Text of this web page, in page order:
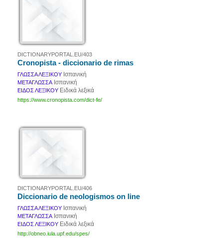
DICTIONARYPORTAL.EU/403
Cronopista - diccionario de rimas
ΓΛΩΣΣΑ ΛΕΞΙΚΟΥ Ισπανική
ΜΕΤΑΓΛΩΣΣΑ Ισπανική
ΕΙΔΟΣ ΛΕΞΙΚΟΥ Ειδικά λεξικά
https://www.cronopista.com/dict-fe/
DICTIONARYPORTAL.EU/406
Diccionario de neologismos on line
ΓΛΩΣΣΑ ΛΕΞΙΚΟΥ Ισπανική
ΜΕΤΑΓΛΩΣΣΑ Ισπανική
ΕΙΔΟΣ ΛΕΞΙΚΟΥ Ειδικά λεξικά
http://obneo.iula.upf.edu/spes/